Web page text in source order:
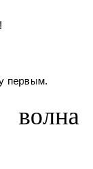
первым.